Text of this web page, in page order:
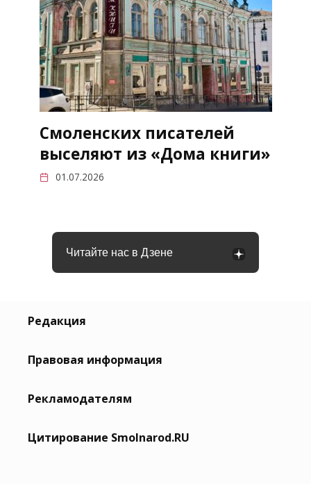
Смоленских писателей
выселяют из «Дома книги»
01.07.2026
Читайте нас в Дзене
Редакция
Правовая информация
Рекламодателям
Цитирование Smolnarod.RU